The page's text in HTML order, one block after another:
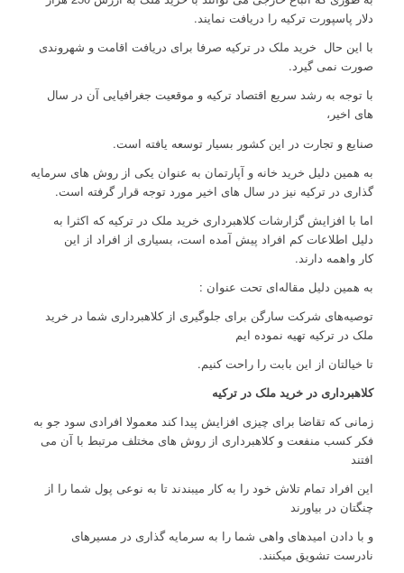
دلار پاسپورت ترکیه را دریافت نمایند.
با این حال خرید ملک در ترکیه صرفا برای دریافت اقامت و شهروندی
صورت نمی گیرد.
با توجه به رشد سریع اقتصاد ترکیه و موقعیت جغرافیایی آن در سال
های اخیر،
صنایع و تجارت در این کشور بسیار توسعه یافته است.
به همین دلیل خرید خانه و آپارتمان به عنوان یکی از روش های سرمایه
گذاری در ترکیه نیز در سال های اخیر مورد توجه قرار گرفته است.
اما با افزایش گزارشات کلاهبرداری‌ خرید ملک در ترکیه که اکثرا به
دلیل اطلاعات کم افراد پیش آمده است، بسیاری از افراد از این
کار واهمه دارند.
به همین دلیل مقاله‌ای تحت عنوان :
توصیه‌های شرکت سارگن برای جلوگیری از کلاهبرداری شما در خرید
ملک در ترکیه تهیه نموده ایم
تا خیالتان از این بابت را راحت کنیم.
کلاهبرداری در خرید ملک در ترکیه
زمانی که تقاضا برای چیزی افزایش پیدا کند معمولا افرادی سود جو به
فکر کسب منفعت و کلاهبرداری از روش های مختلف مرتبط با آن می
افتند
این افراد تمام تلاش خود را به کار میبندند تا به نوعی پول شما را از
چنگتان در بیاورند
و با دادن امیدهای واهی شما را به سرمایه گذاری در مسیرهای
نادرست تشویق میکنند.